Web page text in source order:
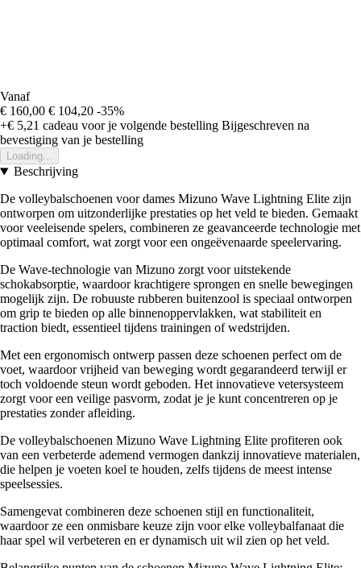
Vanaf
€ 160,00 € 104,20 -35%
+€ 5,21 cadeau voor je volgende bestelling Bijgeschreven na
bevestiging van je bestelling
Loading...
Beschrijving
De volleybalschoenen voor dames Mizuno Wave Lightning Elite zijn
ontworpen om uitzonderlijke prestaties op het veld te bieden. Gemaakt
voor veeleisende spelers, combineren ze geavanceerde technologie met
optimaal comfort, wat zorgt voor een ongeëvenaarde speelervaring.
De Wave-technologie van Mizuno zorgt voor uitstekende
schokabsorptie, waardoor krachtigere sprongen en snelle bewegingen
mogelijk zijn. De robuuste rubberen buitenzool is speciaal ontworpen
om grip te bieden op alle binnenoppervlakken, wat stabiliteit en
traction biedt, essentieel tijdens trainingen of wedstrijden.
Met een ergonomisch ontwerp passen deze schoenen perfect om de
voet, waardoor vrijheid van beweging wordt gegarandeerd terwijl er
toch voldoende steun wordt geboden. Het innovatieve vetersysteem
zorgt voor een veilige pasvorm, zodat je je kunt concentreren op je
prestaties zonder afleiding.
De volleybalschoenen Mizuno Wave Lightning Elite profiteren ook
van een verbeterde ademend vermogen dankzij innovatieve materialen,
die helpen je voeten koel te houden, zelfs tijdens de meest intense
speelsessies.
Samengevat combineren deze schoenen stijl en functionaliteit,
waardoor ze een onmisbare keuze zijn voor elke volleybalfanaat die
haar spel wil verbeteren en er dynamisch uit wil zien op het veld.